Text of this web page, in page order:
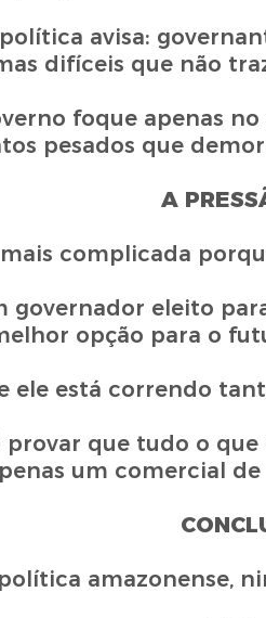
avisa:
difíceis que não
foque apenas
pesados que
A
complicada
governador eleito
opção para o
ele está correndo
provar que tudo o
um comercial de
amazonense,